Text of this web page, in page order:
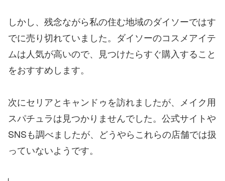
しかし、残念ながら私の住む地域のダイソーではす
でに売り切れていました。ダイソーのコスメアイテ
ムは人気が高いので、見つけたらすぐ購入すること
をおすすめします。
次にセリアとキャンドゥを訪れましたが、メイク用
スパチュラは見つかりませんでした。公式サイトや
SNSも調べましたが、どうやらこれらの店舗では扱
っていないようです。